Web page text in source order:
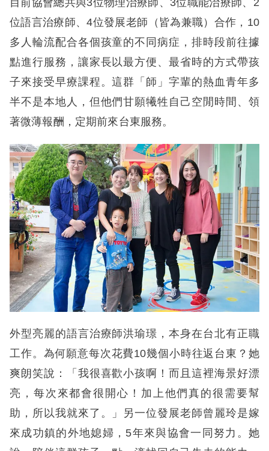
目前協會總共與3位物理治療師、3位職能治療師、2
位語言治療師、4位發展老師（皆為兼職）合作，10
多人輪流配合各個孩童的不同病症，排時段前往據
點進行服務，讓家長以最方便、最省時的方式帶孩
子來接受早療課程。這群「師」字輩的熱血青年多
半不是本地人，但他們甘願犧牲自己空閒時間、領
著微薄報酬，定期前來台東服務。
外型亮麗的語言治療師洪瑜璟，本身在台北有正職
工作。為何願意每次花費10幾個小時往返台東？她
爽朗笑說：「我很喜歡小孩啊！而且這裡海景好漂
亮，每次來都會很開心！加上他們真的很需要幫
助，所以我就來了。」另一位發展老師曾麗玲是嫁
來成功鎮的外地媳婦，5年來與協會一同努力。她